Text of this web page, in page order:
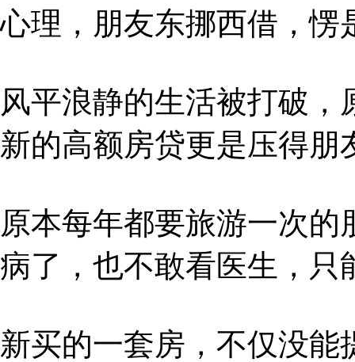
心理，朋友东挪西借，愣
风平浪静的生活被打破
新的高额房贷更是压得朋
原本每年都要旅游一次
病了，也不敢看医生，只
新买的一套房，不仅没